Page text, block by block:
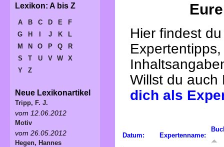
Hier findest
Willst du
dich als
Datum: Expertenname:
Lexikon: A bis Z
A B C D E
F
G
H J K
L
M
N O P Q
R
S
T U V W
X
Y
Z
Neue Lexikonartikel
Tripp, F. J.
vom 12.06.2012
Motiv
vom 26.05.2012
Hegen, Hannes